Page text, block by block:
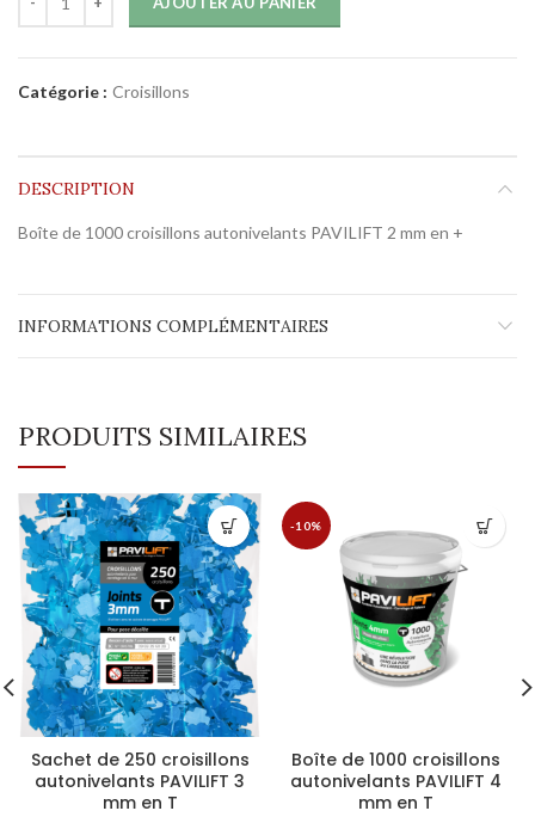
est :
Catégorie : Croisillons
DESCRIPTION
Boîte de 1000 croisillons autonivelants PAVILIFT 2 mm en +
INFORMATIONS COMPLÉMENTAIRES
PRODUITS SIMILAIRES
Sachet de 250 croisillons
autonivelants PAVILIFT 3
mm en T
-10%
Boîte de 1000 croisillons
autonivelants PAVILIFT 4
mm en T